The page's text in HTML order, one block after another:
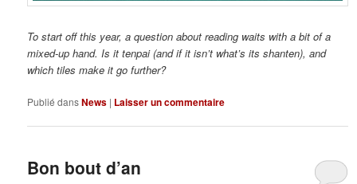
To start off this year, a question about reading waits with a bit of a
mixed-up hand. Is it tenpai (and if it isn’t what’s its shanten), and
which tiles make it go further?
Publié dansNews | Laisser un commentaire
Bon bout d’an